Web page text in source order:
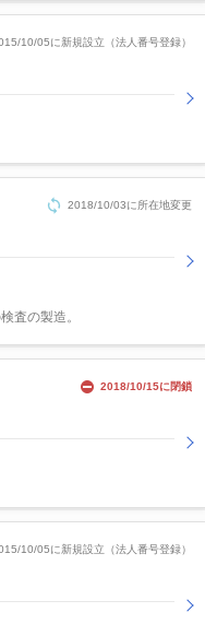
10/05に新規設立（法人番号登録）
2018/10/03に所在地変更
査の製造。
2018/10/15に閉鎖
10/05に新規設立（法人番号登録）